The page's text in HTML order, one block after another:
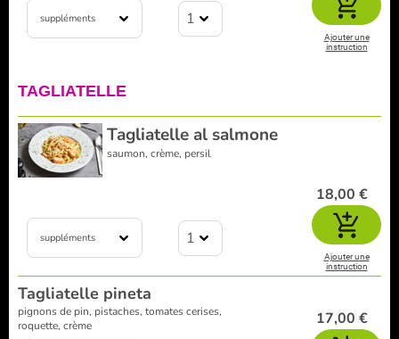
suppléments 1
Ajouter une
instruction
TAGLIATELLE
Tagliatelle al salmone
saumon, crème, persil
suppléments 1
18,00 €
Ajouter une
instruction
Tagliatelle pineta
pignons de pin, pistaches, tomates cerises,
roquette, crème
17,00 €